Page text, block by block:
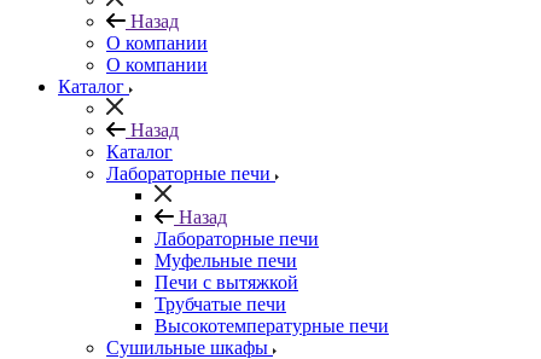
Назад
О компании
О компании
Каталог
Назад
Каталог
Лабораторные печи
Назад
Лабораторные печи
Муфельные печи
Печи с вытяжкой
Трубчатые печи
Высокотемпературные печи
Сушильные шкафы